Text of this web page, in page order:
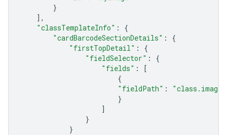
}
],
"classTemplateInfo" :
{
"cardBarcodeSectionDetails" :
{
"firstTopDetail" :
{
"fieldSelector" :
{
"fields" :
[
{
"fieldPath" :
}
]
}
}